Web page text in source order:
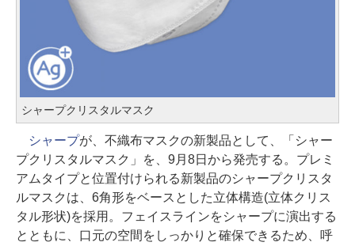
シャープクリスタルマスク
シャープが、不織布マスクの新製品として、「シャー
プクリスタルマスク」を、9月8日から発売する。プレミ
アムタイプと位置付けられる新製品のシャープクリスタ
ルマスクは、6角形をベースとした立体構造(立体クリス
タル形状)を採用。フェイスラインをシャープに演出する
とともに、口元の空間をしっかりと確保できるため、呼